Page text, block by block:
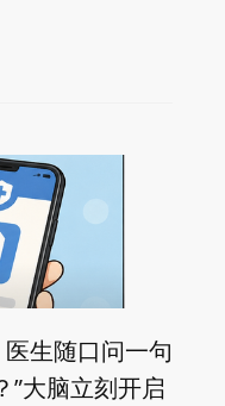
生随口问一句
”大脑立刻开启